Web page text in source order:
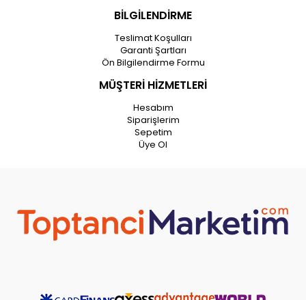
BİLGİLENDİRME
Teslimat Koşulları
Garanti Şartları
Ön Bilgilendirme Formu
MÜŞTERİ HİZMETLERİ
Hesabım
Siparişlerim
Sepetim
Üye Ol